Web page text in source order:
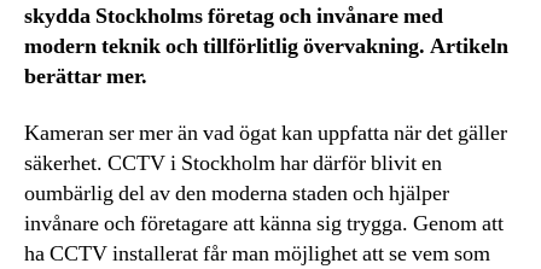
skydda Stockholms företag och invånare med
modern teknik och tillförlitlig övervakning. Artikeln
berättar mer.
Kameran ser mer än vad ögat kan uppfatta när det gäller
säkerhet. CCTV i Stockholm har därför blivit en
oumbärlig del av den moderna staden och hjälper
invånare och företagare att känna sig trygga. Genom att
ha CCTV installerat får man möjlighet att se vem som